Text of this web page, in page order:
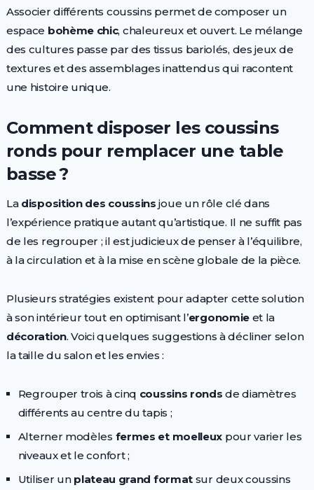
Associer différents coussins permet de composer un
espace bohème chic, chaleureux et ouvert. Le mélange
des cultures passe par des tissus bariolés, des jeux de
textures et des assemblages inattendus qui racontent
une histoire unique.
Comment disposer les coussins
ronds pour remplacer une table
basse ?
La disposition des coussins joue un rôle clé dans
l’expérience pratique autant qu’artistique. Il ne suffit pas
de les regrouper ; il est judicieux de penser à l’équilibre,
à la circulation et à la mise en scène globale de la pièce.
Plusieurs stratégies existent pour adapter cette solution
à son intérieur tout en optimisant l’ergonomieet la
décoration. Voici quelques suggestions à décliner selon
la taille du salon et les envies :
Regrouper trois à cinq coussins ronds de diamètres
différents au centre du tapis ;
Alterner modèles fermes et moelleux pour varier les
niveaux et le confort ;
Utiliser un plateau grand format sur deux coussins